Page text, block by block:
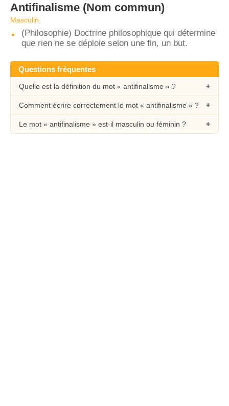
Antifinalisme (Nom commun)
Masculin
(Philosophie) Doctrine philosophique qui détermine
que rien ne se déploie selon une fin, un but.
Questions fréquentes
Quelle est la définition du mot « antifinalisme » ?
Comment écrire correctement le mot « antifinalisme » ?
Le mot « antifinalisme » est-il masculin ou féminin ?